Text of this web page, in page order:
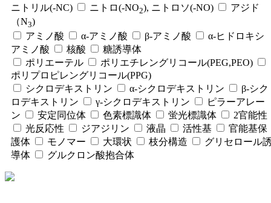
ニトリル(-NC)
ニトロ(-NO2), ニトロソ(-NO)
アジド
（N3)
アミノ酸
α-アミノ酸 β-アミノ酸
α-ヒドロキシ
アミノ酸
核酸
糖誘導体
ポリエーテル
ポリエチレングリコール(PEG,PEO)
ポリプロピレングリコール(PPG)
シクロデキストリン
α-シクロデキストリン
β-シク
ロデキストリン
γ-シクロデキストリン
ピラーアレー
ン
安定同位体 色素標識体 蛍光標識体
2官能性
光反応性
ジアジリン 液晶 活性基
官能基保
護体
モノマー 大環状 枝分構造
グリセロール
導体
グルクロン酸抱合体